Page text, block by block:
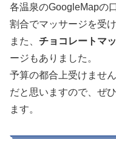
各温泉のGoogleMapの
割合でマッサージを受
また、 チョコレートマ
ージもありました。
予算の都合上受けませ
だと思いますので、ぜ
ます。